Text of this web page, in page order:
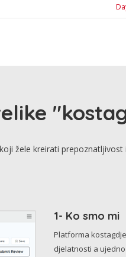
žele kreirati
1- Ko smo mi
Platforma
djelatnosti a